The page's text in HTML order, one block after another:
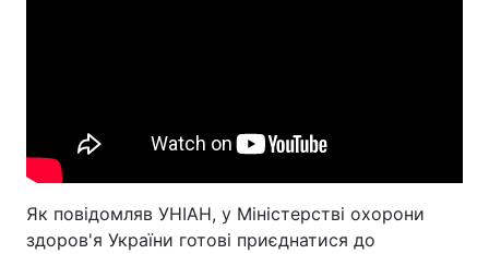
Як повідомляв УНІАН, у Міністерстві охорони
здоров'я України готові приєднатися до